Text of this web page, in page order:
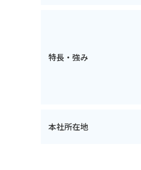
特長・強み
本社所在地